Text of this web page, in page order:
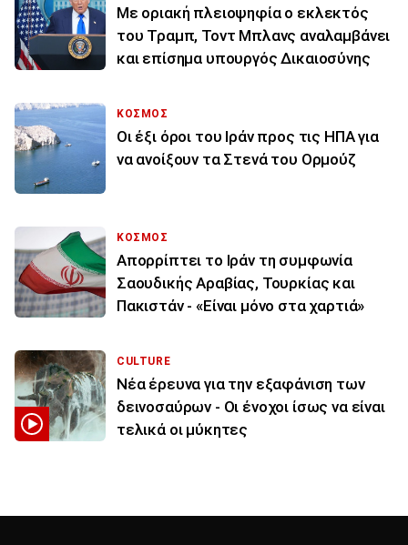
Με οριακή πλειοψηφία ο εκλεκτός
του Τραμπ, Τοντ Μπλανς αναλαμβάνει
και επίσημα υπουργός Δικαιοσύνης
ΚΟΣΜΟΣ
Οι έξι όροι του Ιράν προς τις ΗΠΑ για
να ανοίξουν τα Στενά του Ορμούζ
ΚΟΣΜΟΣ
Απορρίπτει το Ιράν τη συμφωνία
Σαουδικής Αραβίας, Τουρκίας και
Πακιστάν - «Είναι μόνο στα χαρτιά»
CULTURE
Νέα έρευνα για την εξαφάνιση των
δεινοσαύρων - Οι ένοχοι ίσως να είναι
τελικά οι μύκητες